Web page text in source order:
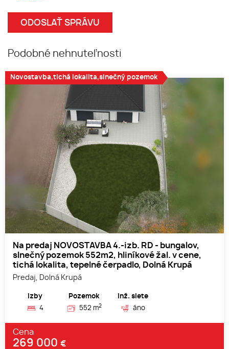
Podobné nehnuteľnosti
Na predaj NOVOSTAVBA 4.-izb. RD - bungalov,
slnečný pozemok 552m2, hliníkové žal. v cene,
tichá lokalita, tepelné čerpadlo, Dolná Krupá
Predaj, Dolná Krupá
Izby
4
Pozemok
552 m2
Inž. siete
áno
Cena
269 000 €
Novostavba,tichá lokalita,slnečný pozemok